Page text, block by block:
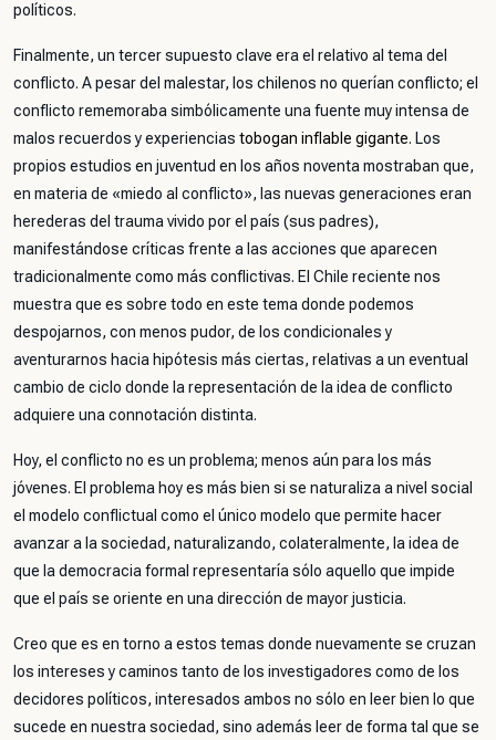
políticos.
Finalmente, un tercer supuesto clave era el relativo al tema del
conflicto. A pesar del malestar, los chilenos no querían conflicto; el
conflicto rememoraba simbólicamente una fuente muy intensa de
malos recuerdos y experiencias tobogan inflable gigante. Los
propios estudios en juventud en los años noventa mostraban que,
en materia de «miedo al conflicto», las nuevas generaciones eran
herederas del trauma vivido por el país (sus padres),
manifestándose críticas frente a las acciones que aparecen
tradicionalmente como más conflictivas. El Chile reciente nos
muestra que es sobre todo en este tema donde podemos
despojarnos, con menos pudor, de los condicionales y
aventurarnos hacia hipótesis más ciertas, relativas a un eventual
cambio de ciclo donde la representación de la idea de conflicto
adquiere una connotación distinta.
Hoy, el conflicto no es un problema; menos aún para los más
jóvenes. El problema hoy es más bien si se naturaliza a nivel social
el modelo conflictual como el único modelo que permite hacer
avanzar a la sociedad, naturalizando, colateralmente, la idea de
que la democracia formal representaría sólo aquello que impide
que el país se oriente en una dirección de mayor justicia.
Creo que es en torno a estos temas donde nuevamente se cruzan
los intereses y caminos tanto de los investigadores como de los
decidores políticos, interesados ambos no sólo en leer bien lo que
sucede en nuestra sociedad, sino además leer de forma tal que se